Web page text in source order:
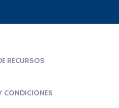
RECURSOS
CONDICIONES